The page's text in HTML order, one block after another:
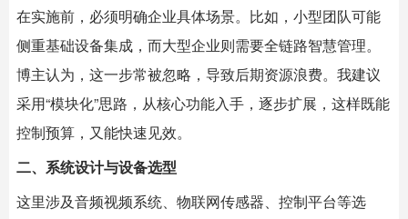
在实施前，必须明确企业具体场景。比如，小型团队可能
侧重基础设备集成，而大型企业则需要全链路智慧管理。
博主认为，这一步常被忽略，导致后期资源浪费。我建议
采用“模块化”思路，从核心功能入手，逐步扩展，这样既能
控制预算，又能快速见效。
二、系统设计与设备选型
这里涉及音频视频系统、物联网传感器、控制平台等选